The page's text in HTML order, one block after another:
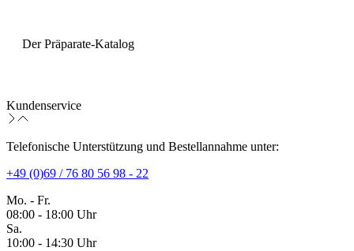
Der Präparate-Katalog
Kundenservice
Telefonische Unterstützung und Bestellannahme unter:
+49 (0)69 / 76 80 56 98 - 22
Mo. - Fr.
08:00 - 18:00 Uhr
Sa.
10:00 - 14:30 Uhr